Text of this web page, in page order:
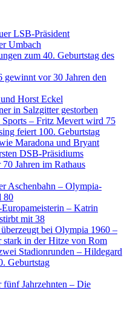
LSB-Präsident
Umbach
zum 40. Geburtstag des
vor 30 Jahren den
Horst Eckel
in Salzgitter gestorben
Sports – Fritz Mevert wird 75
feiert 100. Geburtstag
Maradona und Bryant
DSB-Präsidiums
Jahren im Rathaus
Aschenbahn – Olympia-
80
– Katrin
mit 38
überzeugt bei Olympia 1960 –
stark in der Hitze von Rom
Stadionrunden – Hildegard
Geburtstag
Jahrzehnten – Die